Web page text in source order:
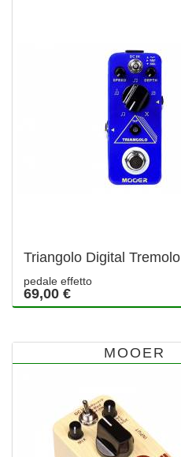
Triangolo Digital Tremolo
pedale effetto
69,00 €
MOOER